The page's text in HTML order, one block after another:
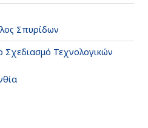
Σπυρίδων
Σχεδιασμό Τεχνολογικών